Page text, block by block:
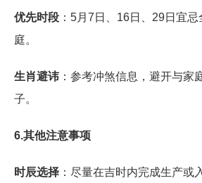
优先时段 ：5月7日、16日、29日宜
庭。
生肖避讳 ：参考冲煞信息，避开与家
子。
6.其他注意事项
时辰选择 ：尽量在吉时内完成生产或